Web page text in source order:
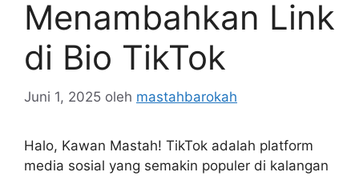
Menambahkan Link
di Bio TikTok
Juni 1, 2025 oleh mastahbarokah
Halo, Kawan Mastah! TikTok adalah platform
media sosial yang semakin populer di kalangan